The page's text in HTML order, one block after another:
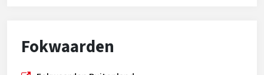
Fokwaarden